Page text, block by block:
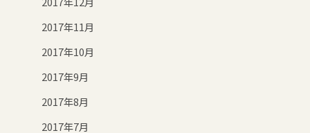
2017年11月
2017年10月
2017年9月
2017年8月
2017年7月